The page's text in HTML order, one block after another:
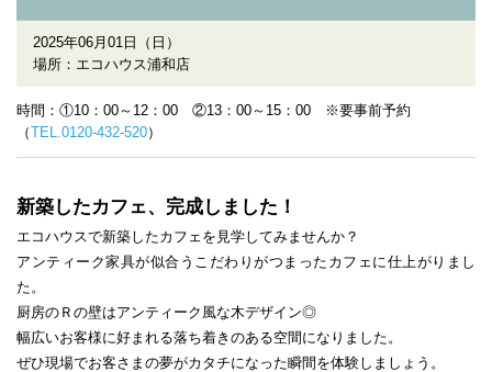
2025年06月01日（日）
場所：エコハウス浦和店
時間：①10：00～12：00 ②13：00～15：00 ※要事前予約
（TEL.0120-432-520）
新築したカフェ、完成しました！
エコハウスで新築したカフェを見学してみませんか？
アンティーク家具が似合うこだわりがつまったカフェに仕上がりまし
た。
厨房のＲの壁はアンティーク風な木デザイン◎
幅広いお客様に好まれる落ち着きのある空間になりました。
ぜひ現場でお客さまの夢がカタチになった瞬間を体験しましょう。